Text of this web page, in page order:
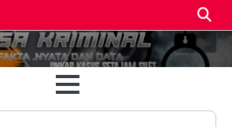
Beranda